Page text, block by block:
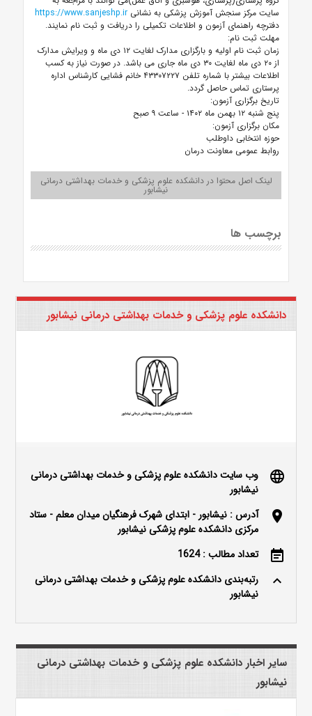
سایت مرکز سنجش آموزش پزشکی به نشانی https://www.sanjeshp.ir
دفترچه راهنمای آزمون و اطلاعات تکمیلی را دریافت و ثبت نام نمایند.
مهلت ثبت نام:
زمان ثبت نام اولیه و بارگزاری مدارک لغایت ۱۲ دی ماه و ویرایش مدارک
از ۲۰ دی ماه لغایت ۳۰ دی ماه جاری می باشد. در صورت نیاز به کسب
اطلاعات بیشتر با شماره تلفن ۴۳۳۰۷۲۲۷ خانم فشایی کارشناس اداره
پرستاری تماس حاصل گردد.
تاریخ برگزاری آزمون:
پنج شنبه ۱۲ بهمن ماه ۱۴۰۲ - ساعت ۹ صبح
مکان برگزاری آزمون:
حوزه انتخابی داوطلب
روابط عمومی معاونت درمان
لینک اصل محتوا در دانشکده علوم پزشکی و خدمات بهداشتی درمانی
نیشابور
برچسب ها
دانشکده علوم پزشکی و خدمات بهداشتی درمانی نیشابور
language
وب سایت دانشکده علوم پزشکی و خدمات بهداشتی درمانی
نیشابور
location_on
آدرس : نیشابور - ابتدای شهرک فرهنگیان میدان معلم - ستاد
مرکزی دانشکده علوم پزشکی نیشابور
event_note تعداد مطالب : 1624
keyboard_arrow_up
رتبه‌بندی دانشکده علوم پزشکی و خدمات بهداشتی درمانی
نیشابور
سایر اخبار دانشکده علوم پزشکی و خدمات بهداشتی درمانی
نیشابور